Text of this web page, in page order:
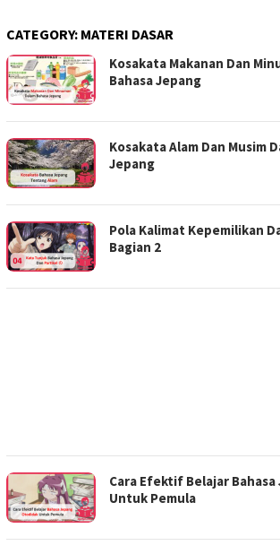
CATEGORY: MATERI DASAR
Kosakata Makanan Dan
Bahasa Jepang
Kosakata Alam Dan Musim
Jepang
Pola Kalimat Kepemilikan
Bagian 2
Cara Efektif Belajar
Untuk Pemula